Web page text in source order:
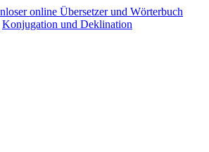
Konjugation und Deklination